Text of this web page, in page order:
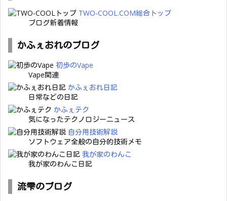
TWO-COOL.COM総合トップ
ブログ新着情報
かふぇおれのブログ
初歩のVape
Vape関連
かふぇおれ日記
日常などの日記
かふぇテク
気になったテクノロジーニュース
自分用技術解説
ソフトウェア全般の自分的技術メモ
我が家のわんこ
我が家のわんこ日記
流雫のブログ